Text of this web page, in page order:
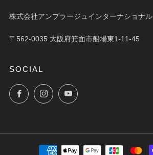
株式会社アンプラージュインターナショナル
〒562-0035 大阪府箕面市船場東1-11-45
SOCIAL
FacebookInstagramYouTube